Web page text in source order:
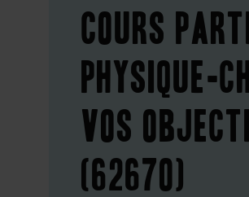
Cours
physique-
vos
(62670)